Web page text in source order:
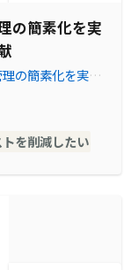
の簡素化を実
の簡素化を実現
トを削減したい